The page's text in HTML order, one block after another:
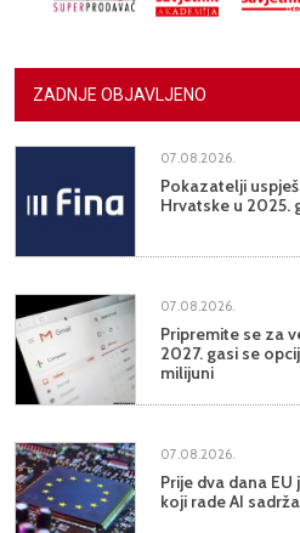
ZADNJE OBJAVLJENO
07.08.2026.
Pokazatelji
Hrvatske u 2025.
07.08.2026.
Pripremite se za
2027. gasi se
milijuni
07.08.2026.
Prije dva dana
koji rade AI